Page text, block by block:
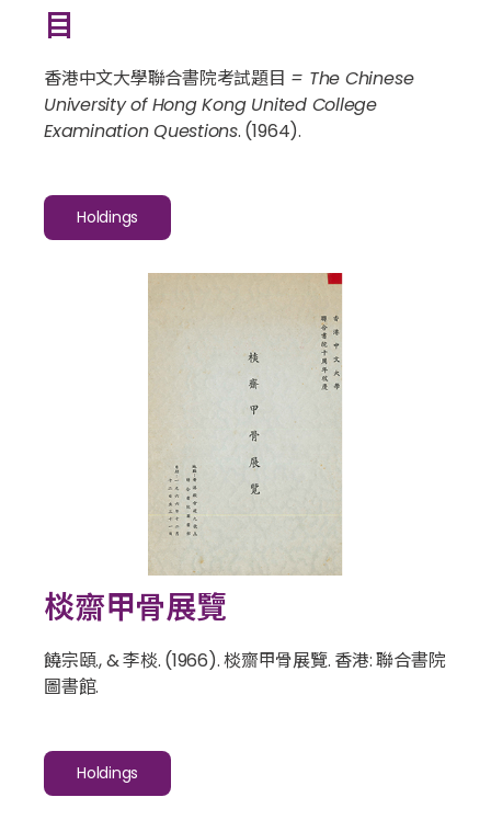
目
香港中文大學聯合書院考試題目 = The Chinese
University of Hong Kong United College
Examination Questions. (1964).
Holdings
棪齋甲骨展覽
饒宗頤., & 李棪. (1966).棪齋甲骨展覽. 香港: 聯合書院
圖書館.
Holdings